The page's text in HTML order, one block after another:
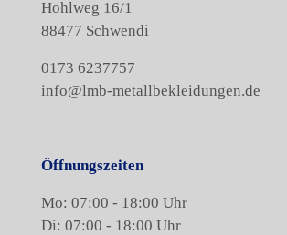
Hohlweg 16/1
88477 Schwendi
0173 6237757
info@lmb-metallbekleidungen.de
Öffnungszeiten
Mo: 07:00 - 18:00 Uhr
Di: 07:00 - 18:00 Uhr